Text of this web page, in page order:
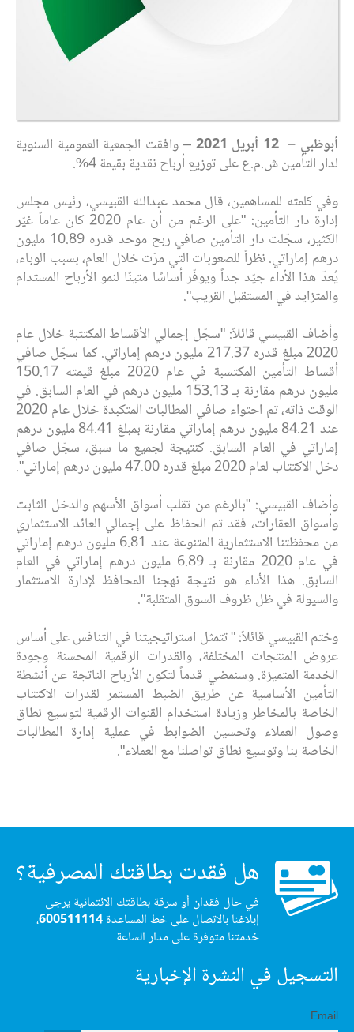
أبوظبي – 12 أبريل 2021– وافقت الجمعية العمومية السنوية
لدار التأمين ش.م.ع على توزيع أرباح نقدية بقيمة 4%.
وفي كلمته للمساهمين، قال محمد عبدالله القبيسي، رئيس مجلس
إدارة دار التأمين: "على الرغم من أن عام 2020 كان عاماً غيّر
الكثير، سجّلت دار التأمين صافي ربح موحد قدره 10.89 مليون
درهم إماراتي. نظراً للصعوبات التي مرّت خلال العام، بسبب الوباء،
يُعدّ هذا الأداء جيّد جداً ويوفّر أساسًا متينًا لنمو الأرباح المستدام
والمتزايد في المستقبل القريب".
وأضاف القبيسي قائلاً: "سجّل إجمالي الأقساط المكتتبة خلال عام
2020 مبلغ قدره
217.37 مليون درهم إماراتي. كما سجّل صافي
أقساط التأمين المكتسبة في عام 2020
مبلغ قيمته 150.17
مليون درهم مقارنة بـ 153.13
مليون درهم في العام السابق. في
الوقت ذاته، تم احتواء صافي المطالبات المتكبدة خلال عام 2020
عند 84.21 مليون درهم إماراتي مقارنة بمبلغ 84.41 مليون درهم
إماراتي في العام السابق. كنتيجة لجميع ما سبق، سجّل صافي
دخل الاكتتاب لعام 2020
مبلغ قدره47.00 مليون درهم إماراتي".
وأضاف القبيسي: "بالرغم من تقلب أسواق الأسهم والدخل الثابت
وأسواق العقارات، فقد تم الحفاظ على إجمالي العائد الاستثماري
من محفظتنا الاستثمارية المتنوعة عند 6.81 مليون درهم إماراتي
في عام 2020 مقارنة بـ 6.89 مليون درهم إماراتي في العام
السابق. هذا الأداء هو نتيجة نهجنا المحافظ لإدارة الاستثمار
والسيولة في ظل ظروف السوق المتقلبة".
وختم القبيسي قائلاً: " تتمثل استراتيجيتنا في التنافس على أساس
عروض المنتجات المختلفة، والقدرات الرقمية المحسنة وجودة
الخدمة المتميزة. وسنمضي قدماً لتكون الأرباح الناتجة عن أنشطة
التأمين الأساسية عن طريق الضبط المستمر لقدرات الاكتتاب
الخاصة بالمخاطر وزيادة استخدام القنوات الرقمية لتوسيع نطاق
وصول العملاء وتحسين الضوابط في عملية إدارة المطالبات
الخاصة بنا وتوسيع نطاق تواصلنا مع العملاء".
هل فقدت بطاقتك المصرفية؟
في حال فقدان أو سرقة بطاقتك الائتمانية يرجى
إبلاغنا بالاتصال على خط المساعدة600511114،
خدمتنا متوفرة على مدار الساعة
التسجيل في النشرة الإخبارية
Email